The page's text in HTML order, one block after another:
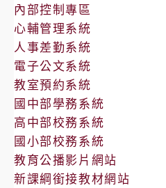
內部控制專區
心輔管理系統
人事差勤系統
電子公文系統
教室預約系統
國中部學務系統
高中部校務系統
國小部校務系統
教育公播影片網站
新課綱銜接教材網站